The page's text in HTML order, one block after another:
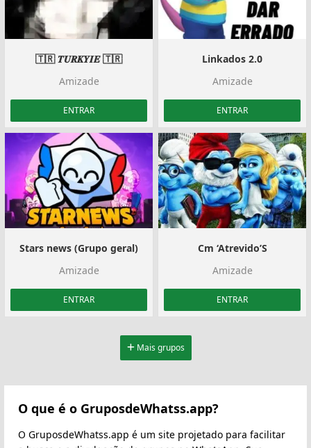
🇹🇷 𝑻𝑼𝑹𝑲𝒀𝑰𝑬 🇹🇷
Amizade
ENTRAR
Linkados 2.0
Amizade
ENTRAR
Stars news (Grupo geral)
Amizade
ENTRAR
Cm ‘Atrevido’S
Amizade
ENTRAR
Mais grupos
O que é o GruposdeWhatss.app?
O GruposdeWhatss.app é um site projetado para facilitar